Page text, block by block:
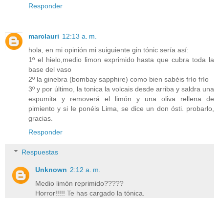
Responder
marclauri 12:13 a. m.
hola, en mi opinión mi suiguiente gin tónic sería así:
1º el hielo,medio limon exprimido hasta que cubra toda la
base del vaso
2º la ginebra (bombay sapphire) como bien sabéis frío frío
3º y por último, la tonica la volcais desde arriba y saldra una
espumita y removerá el limón y una oliva rellena de
pimiento y si le ponéis Lima, se dice un don ósti. probarlo,
gracias.
Responder
Respuestas
Unknown 2:12 a. m.
Medio limón reprimido?????
Horror!!!!! Te has cargado la tónica.